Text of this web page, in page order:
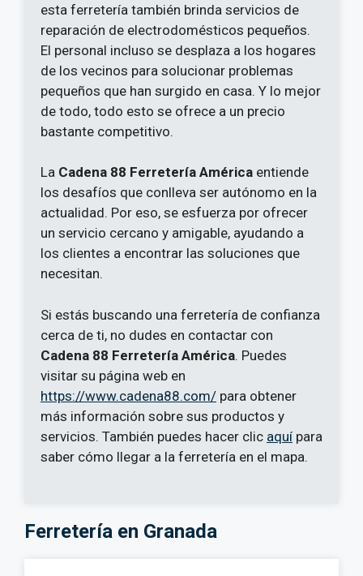
esta ferretería también brinda servicios de
reparación de electrodomésticos pequeños.
El personal incluso se desplaza a los hogares
de los vecinos para solucionar problemas
pequeños que han surgido en casa. Y lo mejor
de todo, todo esto se ofrece a un precio
bastante competitivo.
La Cadena 88 Ferretería América entiende
los desafíos que conlleva ser autónomo en la
actualidad. Por eso, se esfuerza por ofrecer
un servicio cercano y amigable, ayudando a
los clientes a encontrar las soluciones que
necesitan.
Si estás buscando una ferretería de confianza
cerca de ti, no dudes en contactar con
Cadena 88 Ferretería América. Puedes
visitar su página web en
https://www.cadena88.com/ para obtener
más información sobre sus productos y
servicios. También puedes hacer clic aquí para
saber cómo llegar a la ferretería en el mapa.
Ferretería en Granada